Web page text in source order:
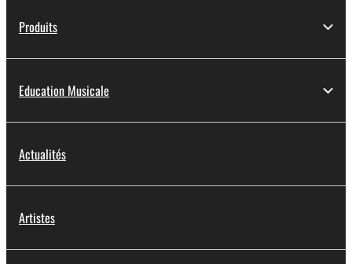
Produits
Education Musicale
Actualités
Artistes